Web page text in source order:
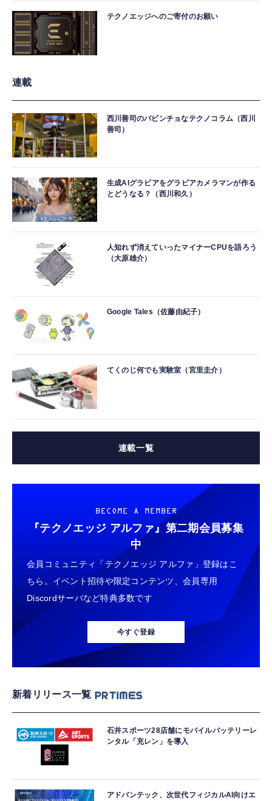
テクノエッジへのご寄付のお願い
連載
西川善司のバビンチョなテクノコラム（西川
善司）
生成AIグラビアをグラビアカメラマンが作る
とどうなる？（西川和久）
人知れず消えていったマイナーCPUを語ろう
（大原雄介）
Google Tales（佐藤由紀子）
てくのじ何でも実験室（宮里圭介）
連載一覧
BECOME A MEMBER
『テクノエッジ アルファ』 第二期会員募集
中
会員コミュニティ「テクノエッジ アルファ」登録はこ
ちら。イベント招待や限定コンテンツ、会員専用
Discordサーバなど特典多数です
今すぐ登録
新着リリース一覧
石井スポーツ28店舗にモバイルバッテリーレ
ンタル「充レン」を導入
アドバンテック、次世代フィジカルAI向けエ